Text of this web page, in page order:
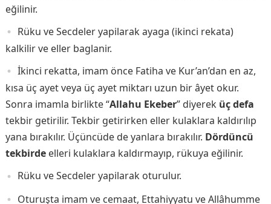
eğilinir.
Rüku ve Secdeler yapilarak ayaga (ikinci rekata)
kalkilir ve eller baglanir.
İkinci rekatta, imam önce Fatiha ve Kur’an’dan en az,
kısa üç ayet veya üç ayet miktarı uzun bir âyet okur.
Sonra imamla birlikte “Allahu Ekeber” diyerek üç defa
tekbir getirilir. Tekbir getirirken eller kulaklara kaldırılıp
yana bırakılır. Üçüncüde de yanlara bırakılır. Dördüncü
tekbirdeelleri kulaklara kaldırmayıp, rükuya eğilinir.
Rüku ve Secdeler yapilarak oturulur.
Oturuşta imam ve cemaat, Ettahiyyatu ve Allâhumme